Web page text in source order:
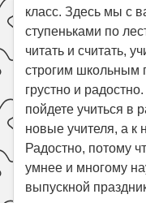
класс. Здесь мы с
ступеньками по
читать и считать,
строгим школьным
грустно и
пойдете учиться в
новые учителя, а к
Радостно, потому
умнее и многому
выпускной